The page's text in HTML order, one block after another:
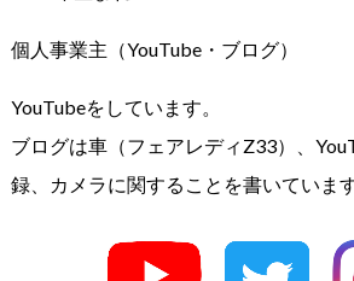
個人事業主（YouTube・ブログ）
YouTubeをしています。
ブログは車（フェアレディZ33）、
録、カメラに関することを書いています